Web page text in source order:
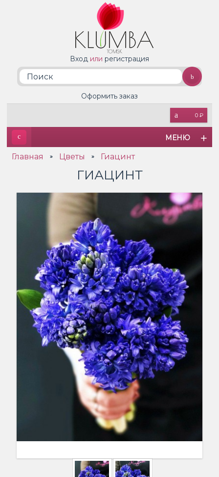
Вход или регистрация
0 ₽
Оформить заказ
МЕНЮ
Главная » Цветы » Гиацинт
ГИАЦИНТ